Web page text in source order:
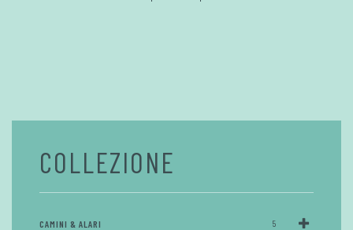
COLLEZIONE
CAMINI & ALARI 5